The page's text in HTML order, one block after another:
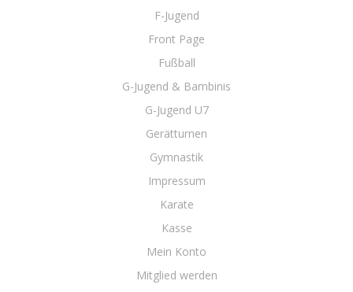
F-Jugend
Front Page
Fußball
G-Jugend & Bambinis
G-Jugend U7
Gerätturnen
Gymnastik
Impressum
Karate
Kasse
Mein Konto
Mitglied werden